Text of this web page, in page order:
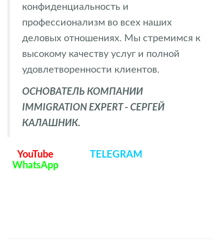
конфиденциальность и
профессионализм во всех наших
деловых отношениях. Мы стремимся к
высокому качеству услуг и полной
удовлетворенности клиентов.
ОСНОВАТЕЛЬ КОМПАНИИ
IMMIGRATION EXPERT - СЕРГЕЙ
КАЛАШНИК.
YouTube
TELEGRAM
WhatsApp